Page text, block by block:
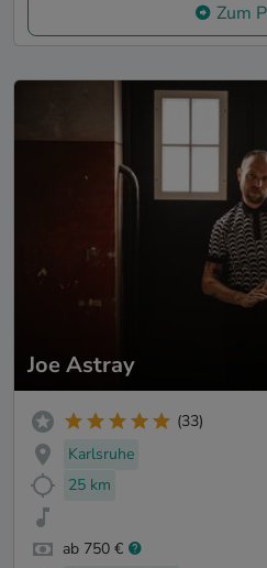
Zum
Joe Astray
(33)
Karlsruhe
25 km
ab 750 €